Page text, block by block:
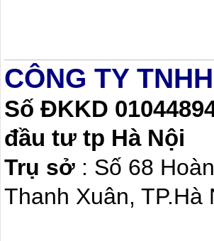
CÔNG TY
Số ĐKKD
đầu tư tp Hà Nội
Trụ sở : Số 68
Thanh Xuân, TP.Hà